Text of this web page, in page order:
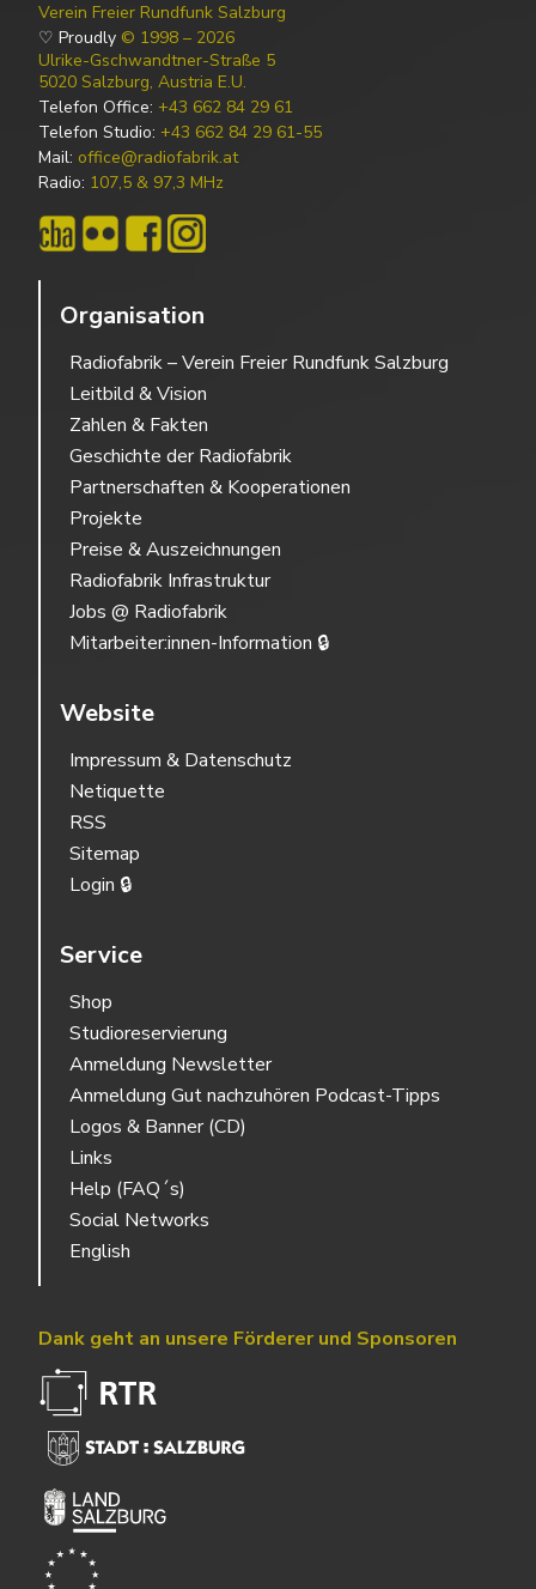
Verein Freier Rundfunk Salzburg
♡ Proudly © 1998 – 2026
Ulrike-Gschwandtner-Straße 5
5020 Salzburg, Austria E.U.
Telefon Office: +43 662 84 29 61
Telefon Studio: +43 662 84 29 61-55
Mail: office@radiofabrik.at
Radio: 107,5 & 97,3 MHz
Organisation
Radiofabrik – Verein Freier Rundfunk Salzburg
Leitbild & Vision
Zahlen & Fakten
Geschichte der Radiofabrik
Partnerschaften & Kooperationen
Projekte
Preise & Auszeichnungen
Radiofabrik Infrastruktur
Jobs @ Radiofabrik
Mitarbeiter:innen-Information 🔒
Website
Impressum & Datenschutz
Netiquette
RSS
Sitemap
Login 🔒
Service
Shop
Studioreservierung
Anmeldung Newsletter
Anmeldung Gut nachzuhören Podcast-Tipps
Logos & Banner (CD)
Links
Help (FAQ´s)
Social Networks
English
Dank geht an unsere Förderer und Sponsoren